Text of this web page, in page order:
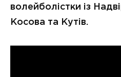
волейболістки із
Косова та Кутів.